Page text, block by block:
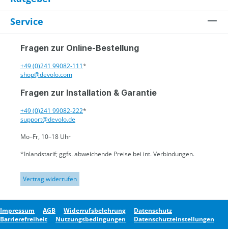
Service
Fragen zur Online-Bestellung
+49 (0)241 99082-111*
shop@devolo.com
Fragen zur Installation & Garantie
+49 (0)241 99082-222*
support@devolo.de
Mo–Fr, 10–18 Uhr
*Inlandstarif; ggfs. abweichende Preise bei int. Verbindungen.
Vertrag widerrufen
Impressum AGB Widerrufsbelehrung
Datenschutz
Barrierefreiheit
Nutzungsbedingungen Datenschutzeinstellungen